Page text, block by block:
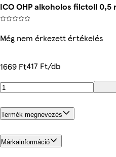
ICO OHP alkoholos filctoll 0,5
Még nem érkezett értékelés
1669 Ft417 Ft/db
Termék megnevezés
Márkainformáció